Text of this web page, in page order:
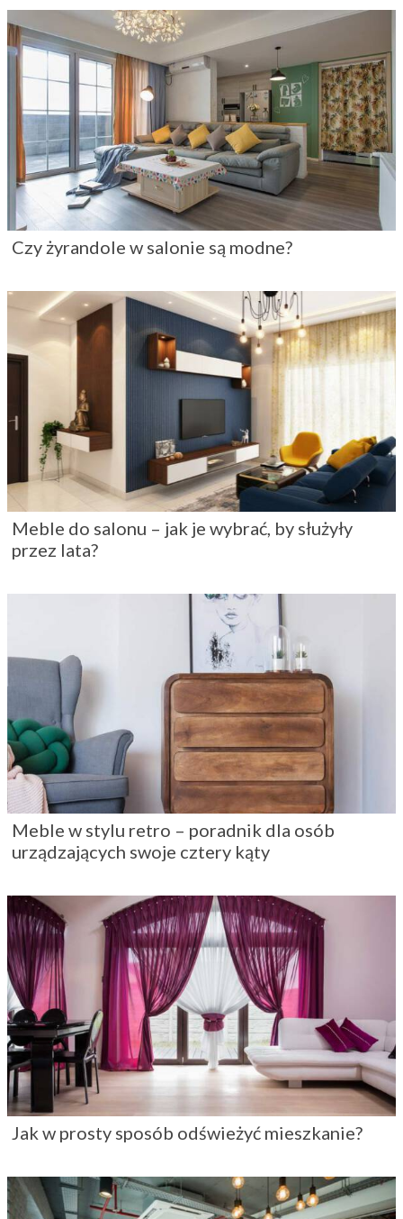
Czy żyrandole w salonie są modne?
Meble do salonu – jak je wybrać, by służyły
przez lata?
Meble w stylu retro – poradnik dla osób
urządzających swoje cztery kąty
Jak w prosty sposób odświeżyć mieszkanie?